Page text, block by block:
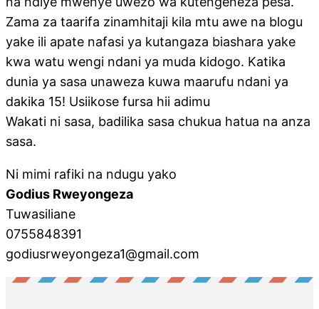
Zama za taarifa zinamhitaji kila mtu awe na blogu
yake ili apate nafasi ya kutangaza biashara yake
kwa watu wengi ndani ya muda kidogo. Katika
dunia ya sasa unaweza kuwa maarufu ndani ya
dakika 15! Usiikose fursa hii adimu
Wakati ni sasa, badilika sasa chukua hatua na anza
sasa.
Ni mimi rafiki na ndugu yako
Godius Rweyongeza
Tuwasiliane
0755848391
godiusrweyongeza1@gmail.com